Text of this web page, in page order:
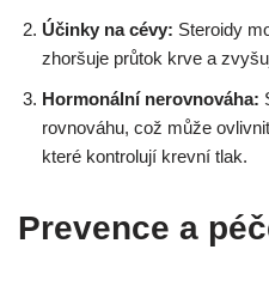
Účinky na cévy: Steroidy
zhoršuje průtok krve a
Hormonální nerovnováha:
rovnováhu, což může
které kontrolují krevní tlak.
Prevence a